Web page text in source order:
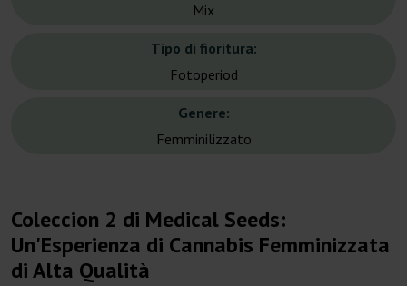
Mix
Tipo di fioritura:
Fotoperiod
Genere:
Femminilizzato
Coleccion 2 di Medical Seeds:
Un'Esperienza di Cannabis Femminizzata
di Alta Qualità